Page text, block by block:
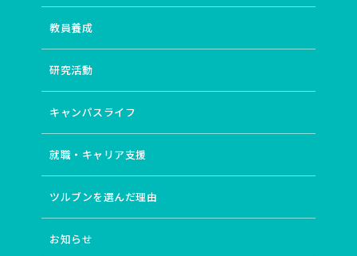
教員養成
研究活動
キャンパスライフ
就職・キャリア支援
ツルブンを選んだ理由
お知らせ